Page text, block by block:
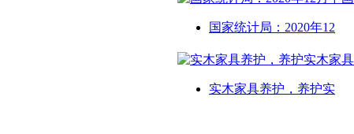
国家统计局：2020年12
实木家具养护，养护实